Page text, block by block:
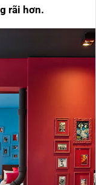
rãi hơn.